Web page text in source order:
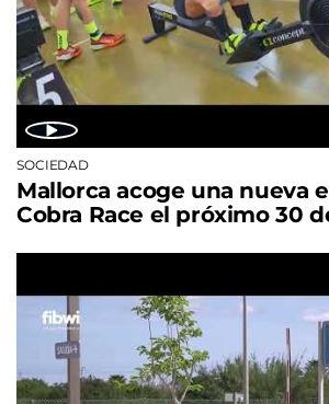
SOCIEDAD
Mallorca acoge una nueva
Cobra Race el próximo 30